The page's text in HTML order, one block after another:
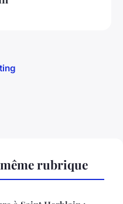
rubrique